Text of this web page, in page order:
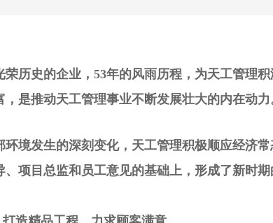
史的企业，53年的风雨历程，为天工管理
是推动天工管理事业不断发展壮大的内在动力
发生的深刻变化，天工管理积极顺应经济常
项目总监和员工意见的基础上，形成了新时期